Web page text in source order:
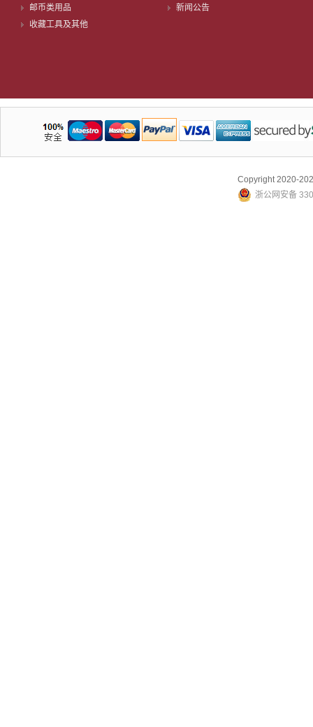
邮币类用品
收藏工具及其他
新闻公告
Copyright 2020-
浙公网安备